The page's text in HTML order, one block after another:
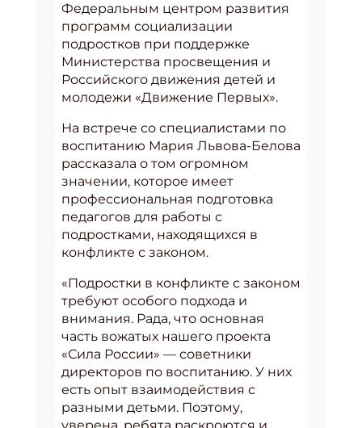
Федеральным центром развития
программ социализации
подростков при поддержке
Министерства просвещения и
Российского движения детей и
молодежи «Движение Первых».
На встрече со специалистами по
воспитанию Мария Львова-Белова
рассказала о том огромном
значении, которое имеет
профессиональная подготовка
педагогов для работы с
подростками, находящихся в
конфликте с законом.
«Подростки в конфликте с законом
требуют особого подхода и
внимания. Рада, что основная
часть вожатых нашего проекта
«Сила России» — советники
директоров по воспитанию. У них
есть опыт взаимодействия с
разными детьми. Поэтому,